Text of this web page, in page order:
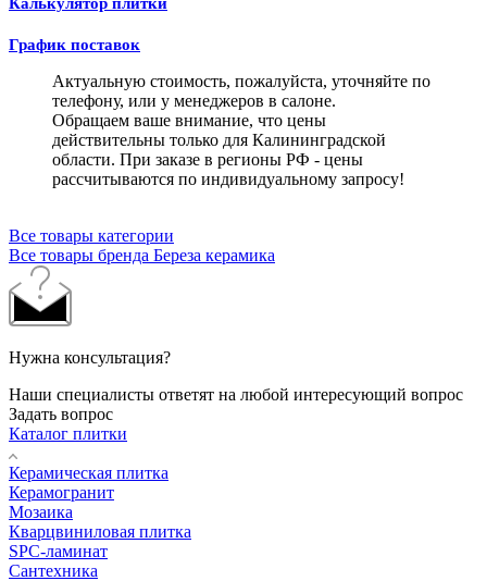
График поставок
Актуальную стоимость, пожалуйста, уточняйте по
телефону, или у менеджеров в салоне.
Обращаем ваше внимание, что цены
действительны только для Калининградской
области. При заказе в регионы РФ - цены
рассчитываются по индивидуальному запросу!
Все товары категории
Все товары бренда Береза керамика
Нужна консультация?
Наши специалисты ответят на любой интересующий вопрос
Задать вопрос
Каталог плитки
Керамическая плитка
Керамогранит
Мозаика
Кварцвиниловая плитка
SPC-ламинат
Сантехника